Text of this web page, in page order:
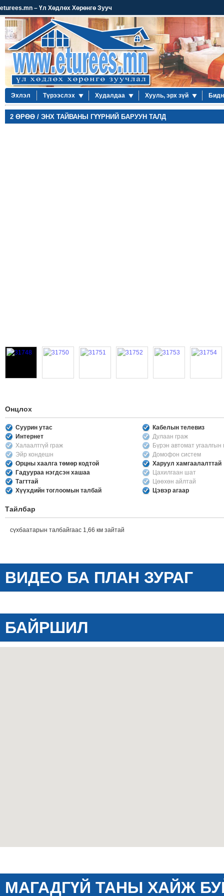
eturees.mn – Үл Хөдлөх Хөрөнгө Зууч
Эхлэл Түрээслэх Худалдаа Хууль, эрх зүй
2 ӨРӨӨ / ЭНХ ТАЙВАНЫ ГҮҮРНИЙ БАРУУН ТАЛД
Онцлох
Суурин утас
Кабелын телевиз
Интернет
Дулаан граж
Халаалтгүй граж
Бүрэн автомат
Эйр кондешн
Домофон систем
Орцны хаалга төмөр кодтой
Харуул хамгаалалттай
Гадуураа нэгдсэн хашаа
Цахилгаан шат
Тагттай
Цөөхөн айлтай
Хүүхдийн тоглоомын талбай
Цэвэр агаар
Тайлбар
сүхбаатарын талбайгаас 1,66 км зайтай
ВИДЕО БА ПЛАН ЗУРАГ
БАЙРШИЛ
МАГАДГҮЙ ТАНЫ ХАЙЖ